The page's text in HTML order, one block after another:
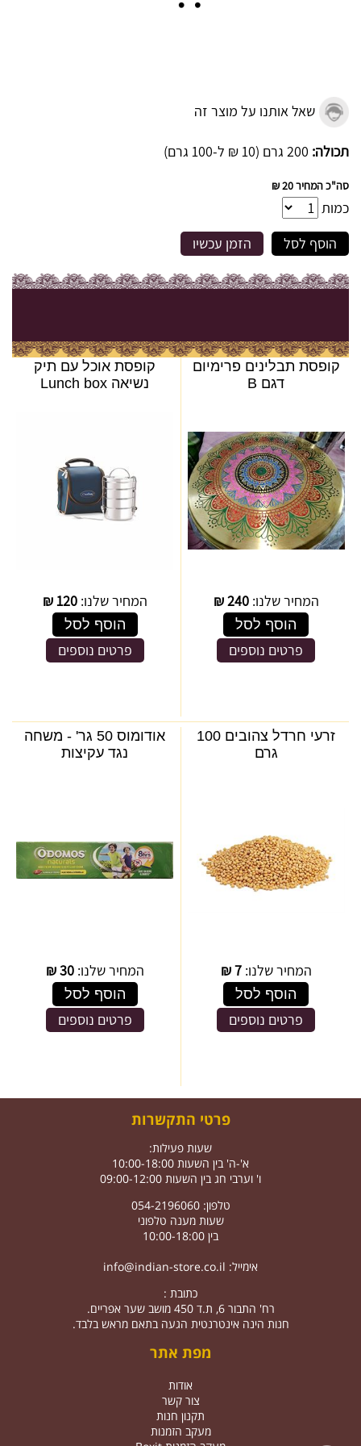
שאל אותנו על מוצר זה
תכולה: 200 גרם (10 ₪ ל-100 גרם)
סה"כ המחיר20 ₪
כמות
הוסף לסל
הזמן עכשיו
קופסת תבלינים פרימיום
דגם B
המחיר שלנו:240
₪
הוסף לסל
פרטים נוספים
קופסת אוכל עם תיק
נשיאה Lunch box
המחיר שלנו:120
₪
הוסף לסל
פרטים נוספים
זרעי חרדל צהובים 100
גרם
המחיר שלנו:7
₪
הוסף לסל
פרטים נוספים
אודומוס 50 גר' - משחה
נגד עקיצות
המחיר שלנו:30
₪
הוסף לסל
פרטים נוספים
פרטי התקשרות
שעות פעילות:
א'-ה' בין השעות 10:00-18:00
ו' וערבי חג בין השעות 09:00-12:00
טלפון: 054-2196060
שעות מענה טלפוני
בין 10:00-18:00
אימייל: info@indian-store.co.il
כתובת :
רח' התבור 6, ת.ד 450 מושב שער אפריים.
חנות הינה אינטרנטית הגעה בתאם מראש בלבד.
מפת אתר
אודות
צור קשר
תקנון חנות
מעקב הזמנות